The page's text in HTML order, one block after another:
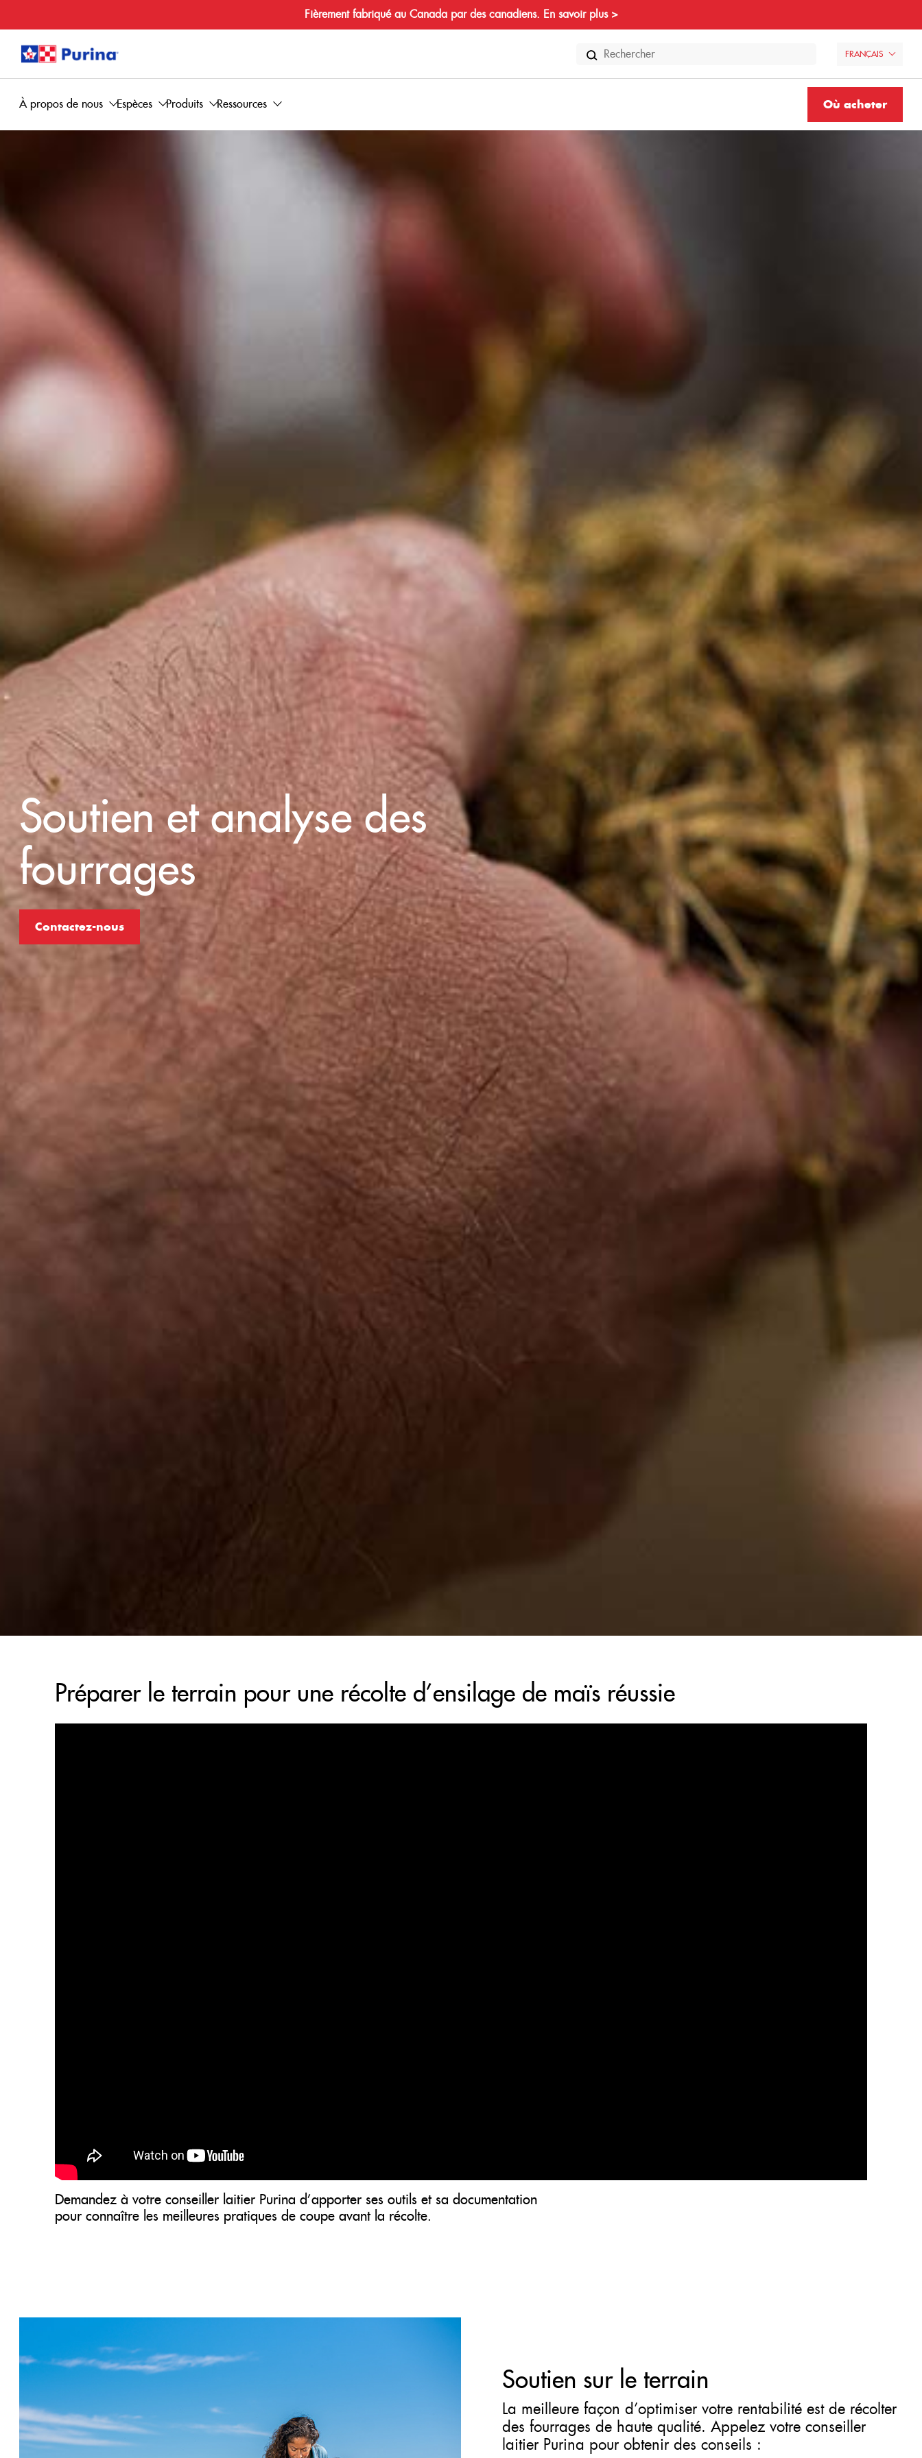
Fièrement fabriqué au Canada par des canadiens. En savoir plus >
Search
for:
FRANÇAIS
À propos de nous Espèces Produits Ressources Où acheter
Soutien et analyse des
fourrages
Contactez-nous
Préparer le terrain pour une récolte d’ensilage de maïs réussie
Demandez à votre conseiller laitier Purina d’apporter ses outils et sa documentation
pour connaître les meilleures pratiques de coupe avant la récolte.
Soutien sur le terrain
La meilleure façon d’optimiser votre rentabilité est de récolter
des fourrages de haute qualité. Appelez votre conseiller
laitier Purina pour obtenir des conseils :